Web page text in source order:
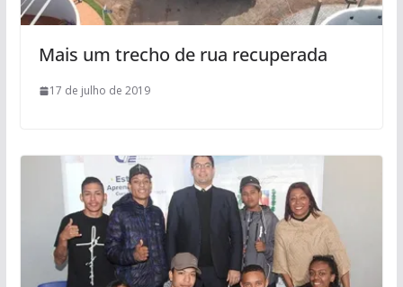
Mais um trecho de rua recuperada
17 de julho de 2019